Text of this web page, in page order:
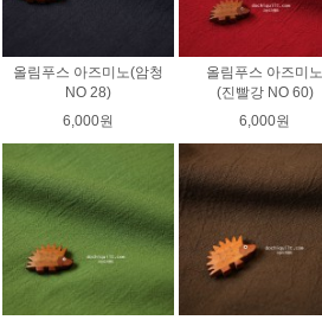
올림푸스 아즈미노(암청
NO 28)
6,000원
올림푸스 아즈미노
(진빨강 NO 60)
6,000원